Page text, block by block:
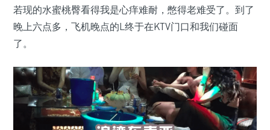
若现的水蜜桃臀看得我是心痒难耐，憋得老难受了。到了
晚上六点多，飞机晚点的L终于在KTV门口和我们碰面
了。